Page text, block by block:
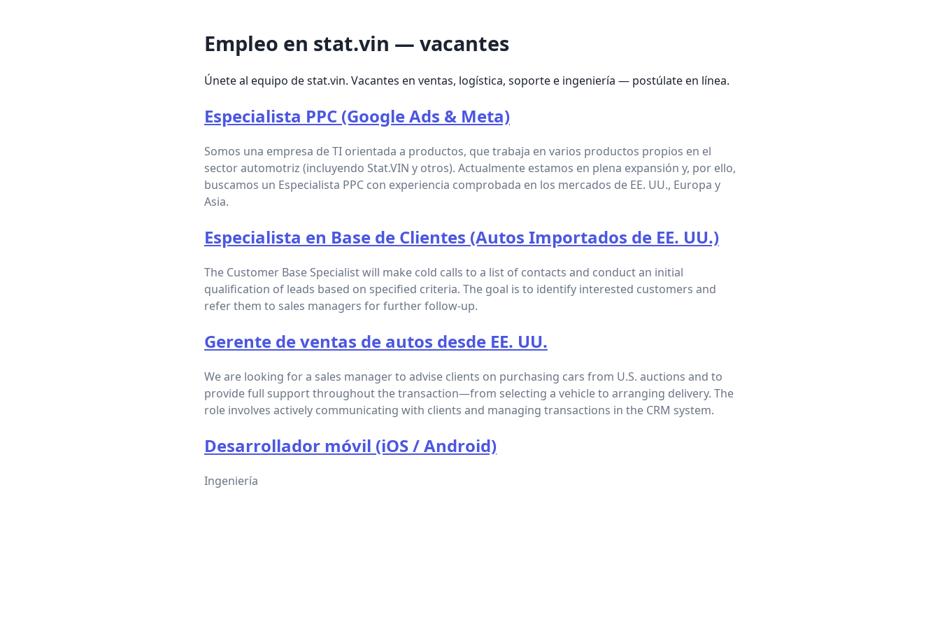
Empleo en stat.vin — vacantes
Únete al equipo de stat.vin. Vacantes en ventas, logística, soporte e ingeniería — postúlate en línea.
Especialista PPC (Google Ads & Meta)
Somos una empresa de TI orientada a productos, que trabaja en varios productos propios en el
sector automotriz (incluyendo Stat.VIN y otros). Actualmente estamos en plena expansión y, por ello,
buscamos un Especialista PPC con experiencia comprobada en los mercados de EE. UU., Europa y
Asia.
Especialista en Base de Clientes (Autos Importados de EE. UU.)
The Customer Base Specialist will make cold calls to a list of contacts and conduct an initial
qualification of leads based on specified criteria. The goal is to identify interested customers and
refer them to sales managers for further follow-up.
Gerente de ventas de autos desde EE. UU.
We are looking for a sales manager to advise clients on purchasing cars from U.S. auctions and to
provide full support throughout the transaction—from selecting a vehicle to arranging delivery. The
role involves actively communicating with clients and managing transactions in the CRM system.
Desarrollador móvil (iOS / Android)
Ingeniería